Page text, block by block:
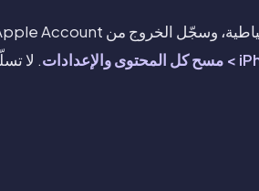
. لا